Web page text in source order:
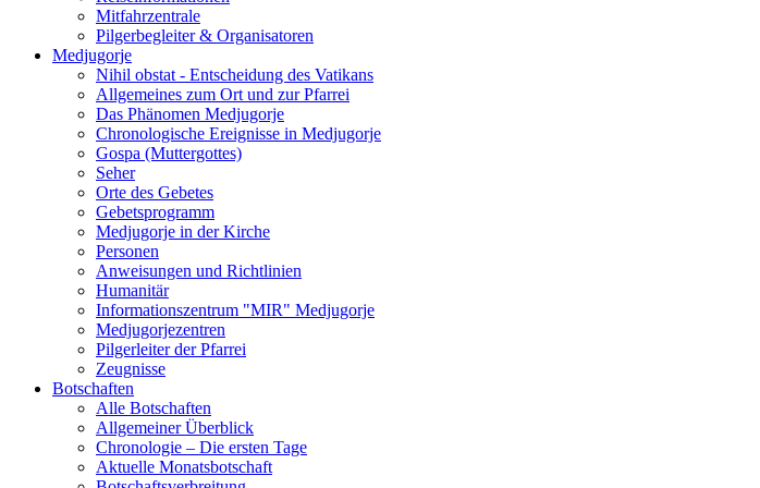
Mitfahrzentrale
Pilgerbegleiter & Organisatoren
Medjugorje
Nihil obstat - Entscheidung des Vatikans
Allgemeines zum Ort und zur Pfarrei
Das Phänomen Medjugorje
Chronologische Ereignisse in Medjugorje
Gospa (Muttergottes)
Seher
Orte des Gebetes
Gebetsprogramm
Medjugorje in der Kirche
Personen
Anweisungen und Richtlinien
Humanitär
Informationszentrum "MIR" Medjugorje
Medjugorjezentren
Pilgerleiter der Pfarrei
Zeugnisse
Botschaften
Alle Botschaften
Allgemeiner Überblick
Chronologie – Die ersten Tage
Aktuelle Monatsbotschaft